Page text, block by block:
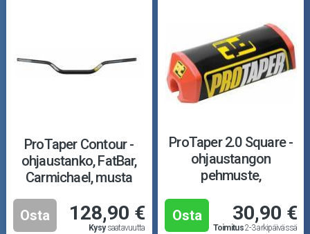
ProTaper Contour -
ohjaustanko, FatBar,
Carmichael, musta
Osta 128,90 €
Kysysaatavuutta
ProTaper 2.0 Square -
ohjaustangon
pehmuste,
Osta
30,90 €
Toimitus2-3 arkipäivässä